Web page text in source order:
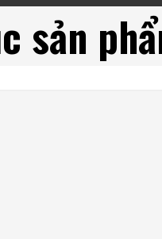
sản